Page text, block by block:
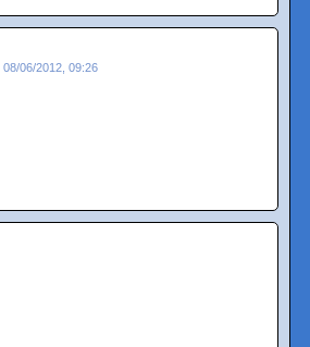
08/06/2012, 09:26